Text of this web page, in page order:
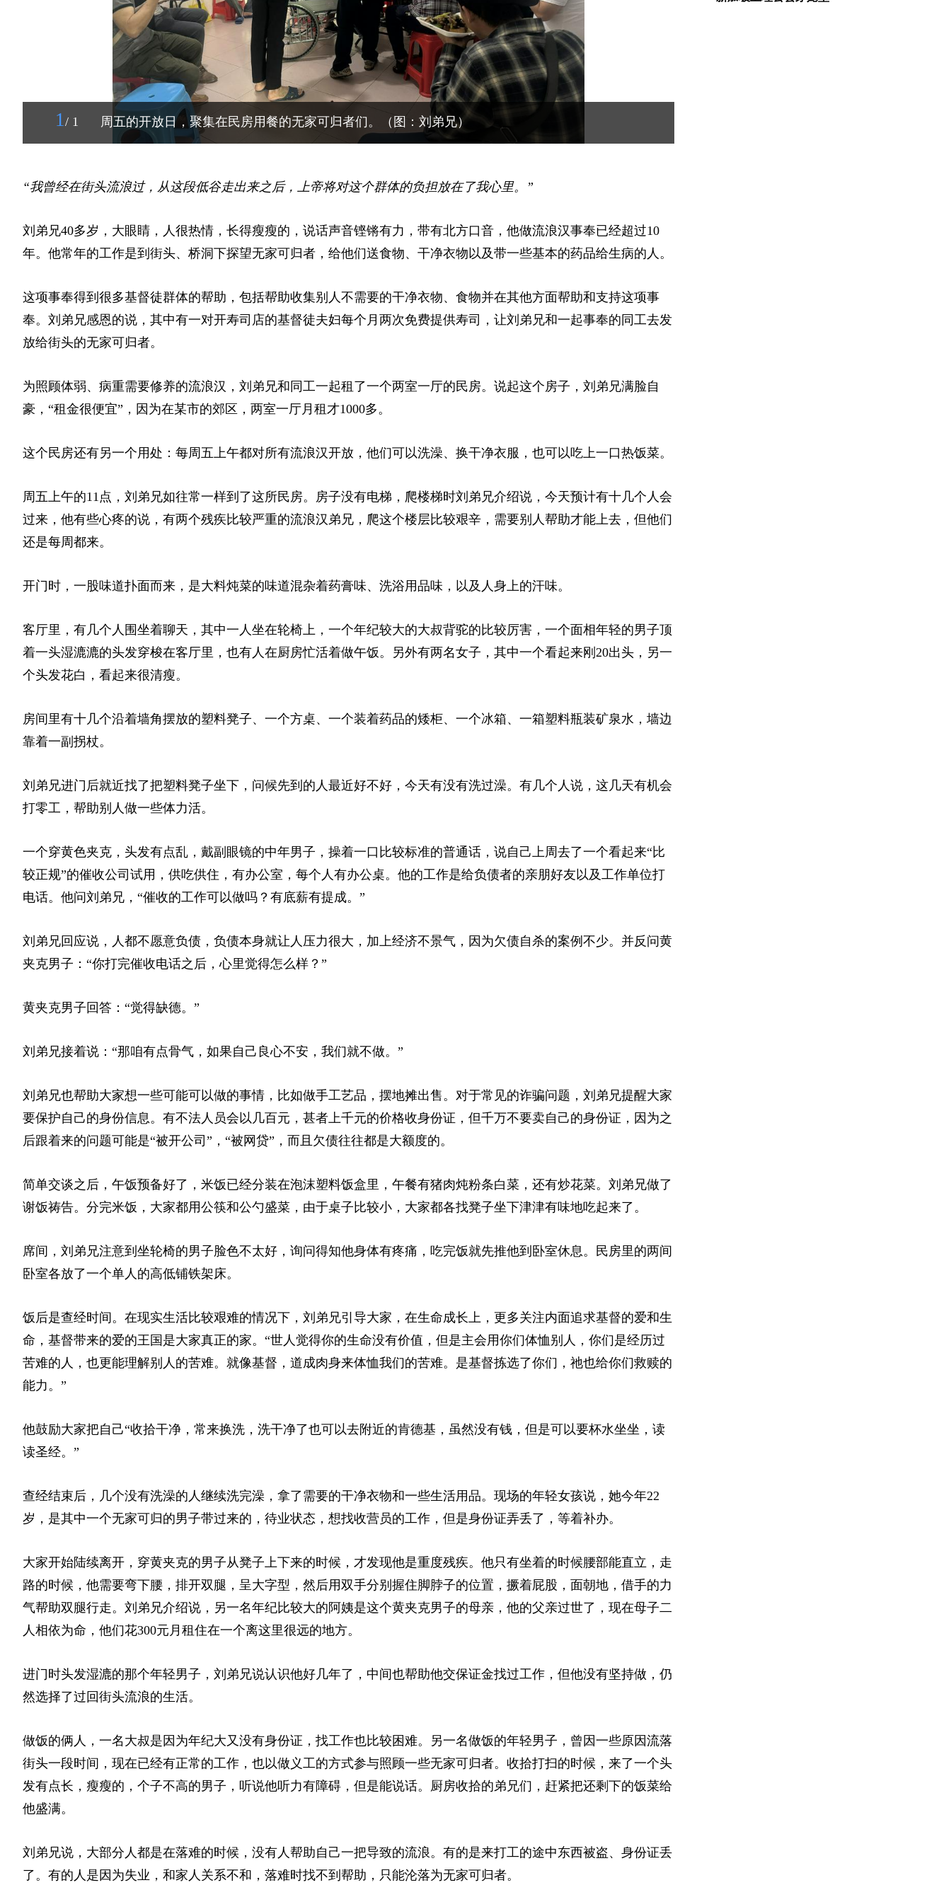
1 / 1 周五的开放日，聚集在民房用餐的无家可归者们。（图：刘弟兄）
“我曾经在街头流浪过，从这段低谷走出来之后，上帝将对这个群体的负担放在了我心里。”
刘弟兄40多岁，大眼睛，人很热情，长得瘦瘦的，说话声音铿锵有力，带有北方口音，他做流浪汉事奉已经超过10
年。他常年的工作是到街头、桥洞下探望无家可归者，给他们送食物、干净衣物以及带一些基本的药品给生病的人。
这项事奉得到很多基督徒群体的帮助，包括帮助收集别人不需要的干净衣物、食物并在其他方面帮助和支持这项事
奉。刘弟兄感恩的说，其中有一对开寿司店的基督徒夫妇每个月两次免费提供寿司，让刘弟兄和一起事奉的同工去发
放给街头的无家可归者。
为照顾体弱、病重需要修养的流浪汉，刘弟兄和同工一起租了一个两室一厅的民房。说起这个房子，刘弟兄满脸自
豪，“租金很便宜”，因为在某市的郊区，两室一厅月租才1000多。
这个民房还有另一个用处：每周五上午都对所有流浪汉开放，他们可以洗澡、换干净衣服，也可以吃上一口热饭菜。
周五上午的11点，刘弟兄如往常一样到了这所民房。房子没有电梯，爬楼梯时刘弟兄介绍说，今天预计有十几个人会
过来，他有些心疼的说，有两个残疾比较严重的流浪汉弟兄，爬这个楼层比较艰辛，需要别人帮助才能上去，但他们
还是每周都来。
开门时，一股味道扑面而来，是大料炖菜的味道混杂着药膏味、洗浴用品味，以及人身上的汗味。
客厅里，有几个人围坐着聊天，其中一人坐在轮椅上，一个年纪较大的大叔背驼的比较厉害，一个面相年轻的男子顶
着一头湿漉漉的头发穿梭在客厅里，也有人在厨房忙活着做午饭。另外有两名女子，其中一个看起来刚20出头，另一
个头发花白，看起来很清瘦。
房间里有十几个沿着墙角摆放的塑料凳子、一个方桌、一个装着药品的矮柜、一个冰箱、一箱塑料瓶装矿泉水，墙边
靠着一副拐杖。
刘弟兄进门后就近找了把塑料凳子坐下，问候先到的人最近好不好，今天有没有洗过澡。有几个人说，这几天有机会
打零工，帮助别人做一些体力活。
一个穿黄色夹克，头发有点乱，戴副眼镜的中年男子，操着一口比较标准的普通话，说自己上周去了一个看起来“比
较正规”的催收公司试用，供吃供住，有办公室，每个人有办公桌。他的工作是给负债者的亲朋好友以及工作单位打
电话。他问刘弟兄，“催收的工作可以做吗？有底薪有提成。”
刘弟兄回应说，人都不愿意负债，负债本身就让人压力很大，加上经济不景气，因为欠债自杀的案例不少。并反问黄
夹克男子：“你打完催收电话之后，心里觉得怎么样？”
黄夹克男子回答：“觉得缺德。”
刘弟兄接着说：“那咱有点骨气，如果自己良心不安，我们就不做。”
刘弟兄也帮助大家想一些可能可以做的事情，比如做手工艺品，摆地摊出售。对于常见的诈骗问题，刘弟兄提醒大家
要保护自己的身份信息。有不法人员会以几百元，甚者上千元的价格收身份证，但千万不要卖自己的身份证，因为之
后跟着来的问题可能是“被开公司”，“被网贷”，而且欠债往往都是大额度的。
简单交谈之后，午饭预备好了，米饭已经分装在泡沫塑料饭盒里，午餐有猪肉炖粉条白菜，还有炒花菜。刘弟兄做了
谢饭祷告。分完米饭，大家都用公筷和公勺盛菜，由于桌子比较小，大家都各找凳子坐下津津有味地吃起来了。
席间，刘弟兄注意到坐轮椅的男子脸色不太好，询问得知他身体有疼痛，吃完饭就先推他到卧室休息。民房里的两间
卧室各放了一个单人的高低铺铁架床。
饭后是查经时间。在现实生活比较艰难的情况下，刘弟兄引导大家，在生命成长上，更多关注内面追求基督的爱和生
命，基督带来的爱的王国是大家真正的家。“世人觉得你的生命没有价值，但是主会用你们体恤别人，你们是经历过
苦难的人，也更能理解别人的苦难。就像基督，道成肉身来体恤我们的苦难。是基督拣选了你们，祂也给你们救赎的
能力。”
他鼓励大家把自己“收拾干净，常来换洗，洗干净了也可以去附近的肯德基，虽然没有钱，但是可以要杯水坐坐，读
读圣经。”
查经结束后， 几个没有洗澡的人继续洗完澡，拿了需要的干净衣物和一些生活用品。 现场的年轻女孩说，她今年22
岁，是其中一个无家可归的男子带过来的，待业状态，想找收营员的工作，但是身份证弄丢了，等着补办。
大家开始陆续离开，穿黄夹克的男子从凳子上下来的时候，才发现他是重度残疾。他只有坐着的时候腰部能直立，走
路的时候，他需要弯下腰，排开双腿，呈大字型，然后用双手分别握住脚脖子的位置，撅着屁股，面朝地，借手的力
气帮助双腿行走。刘弟兄介绍说，另一名年纪比较大的阿姨是这个黄夹克男子的母亲，他的父亲过世了，现在母子二
人相依为命，他们花300元月租住在一个离这里很远的地方。
进门时头发湿漉的那个年轻男子，刘弟兄说认识他好几年了，中间也帮助他交保证金找过工作，但他没有坚持做，仍
然选择了过回街头流浪的生活。
做饭的俩人，一名大叔是因为年纪大又没有身份证，找工作也比较困难。另一名做饭的年轻男子，曾因一些原因流落
街头一段时间，现在已经有正常的工作，也以做义工的方式参与照顾一些无家可归者。收拾打扫的时候，来了一个头
发有点长，瘦瘦的，个子不高的男子，听说他听力有障碍，但是能说话。厨房收拾的弟兄们，赶紧把还剩下的饭菜给
他盛满。
刘弟兄说，大部分人都是在落难的时候，没有人帮助自己一把导致的流浪。有的是来打工的途中东西被盗、身份证丢
了。有的人是因为失业，和家人关系不和，落难时找不到帮助，只能沦落为无家可归者。